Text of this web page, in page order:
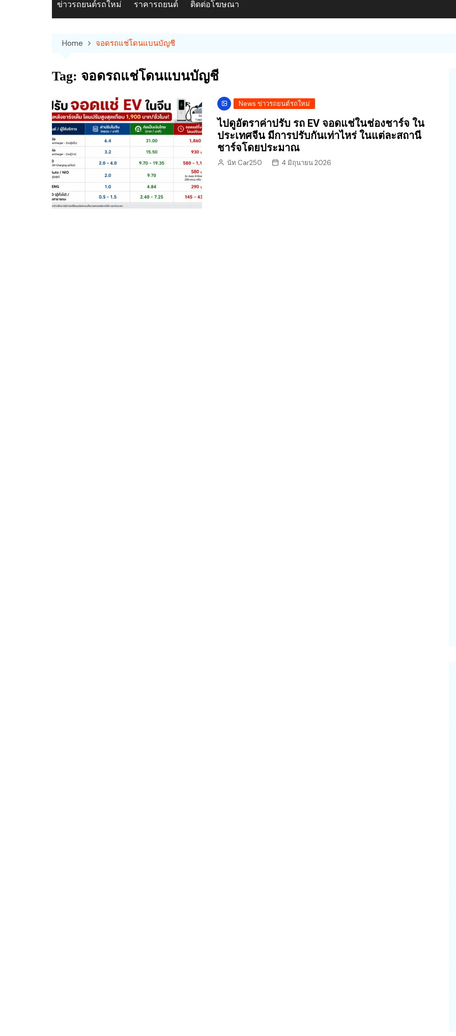
ข่าวรถยนต์รถใหม่ ราคารถยนต์ ติดต่อโฆษณา
Home จอดรถแช่โดนแบนบัญชี
Tag: จอดรถแช่โดนแบนบัญชี
News ข่าวรถยนต์รถใหม่
ไปดูอัตราค่าปรับ รถ EV จอดแช่ในช่องชาร์จ ใน
ประเทศจีน มีการปรับกันเท่าไหร่ ในแต่ละสถานี
ชาร์จโดยประมาณ
นัท Car250 4 มิถุนายน 2026